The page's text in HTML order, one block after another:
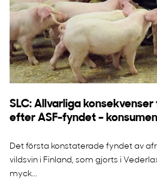
SLC: Allvarliga
efter ASF-fyndet –
Det första konstaterade fyndet av
vildsvin i Finland, som gjorts i
myck...